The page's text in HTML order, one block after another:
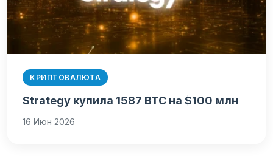
КРИПТОВАЛЮТА
Strategy купила 1587 BTC на $100 млн
16 Июн 2026